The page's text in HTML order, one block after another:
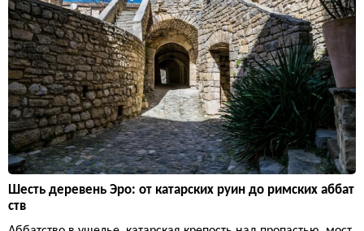
Шесть деревень Эро: от катарских руин до римских аббат
ств